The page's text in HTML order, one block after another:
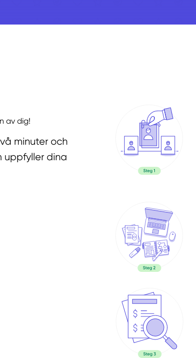
av dig!
minuter och
uppfyller dina